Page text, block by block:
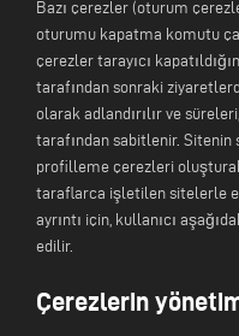
Bazı çerezler (oturum
oturumu kapatma komutu
çerezler tarayıcı
tarafından sonraki
olarak adlandırılır ve
tarafından sabitlenir. Sitenin
profilleme çerezleri
taraflarca işletilen sitelerle
ayrıntı için, kullanıcı
edilir.
Çerezlerin